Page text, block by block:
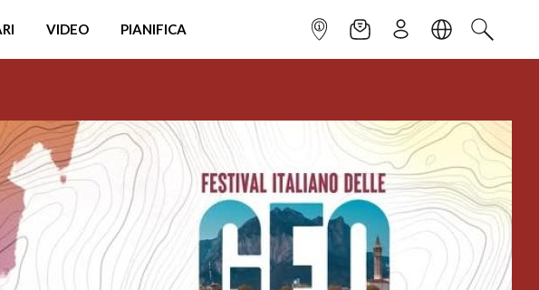
VIDEO PIANIFICA INFOPOINTNEWSLETTER
ISCRIVITILINGUACERCA